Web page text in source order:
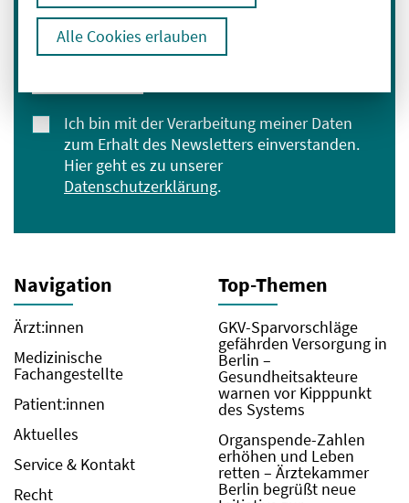
Alle Cookies erlauben
E-Mail-Adresse eingeben
Ich bin mit der Verarbeitung meiner Daten
zum Erhalt des Newsletters einverstanden.
Hier geht es zu unserer
Datenschutzerklärung.
Navigation
Ärzt:innen
Medizinische
Fachangestellte
Patient:innen
Aktuelles
Service & Kontakt
Recht
Top-Themen
GKV-Sparvorschläge
gefährden Versorgung in
Berlin –
Gesundheitsakteure
warnen vor Kipppunkt
des Systems
Organspende-Zahlen
erhöhen und Leben
retten – Ärztekammer
Berlin begrüßt neue